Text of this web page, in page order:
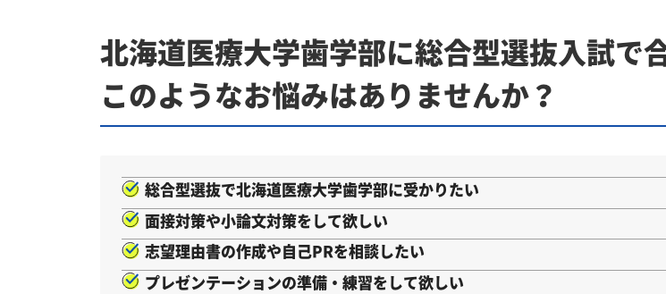
北海道医療大学歯学部に総合型選抜入試で
このようなお悩みはありませんか？
総合型選抜で北海道医療大学歯学部に受かりたい
面接対策や小論文対策をして欲しい
志望理由書の作成や自己PRを相談したい
プレゼンテーションの準備・練習をして欲しい